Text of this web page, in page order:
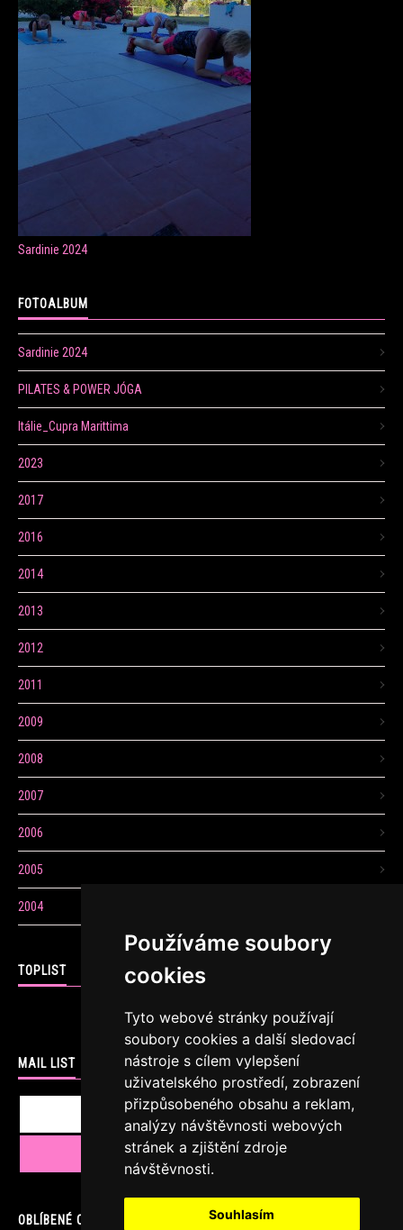
Používáme soubory
cookies
Tyto webové stránky používají
soubory cookies a další sledovací
nástroje s cílem vylepšení
uživatelského prostředí, zobrazení
přizpůsobeného obsahu a reklam,
analýzy návštěvnosti webových
stránek a zjištění zdroje
návštěvnosti.
Souhlasím
ONLINE LEKCE CVIČENÍ
Sardinie 2024
FOTOALBUM
Sardinie 2024
PILATES & POWER JÓGA
Itálie_Cupra Marittima
2023
2017
2016
2014
2013
2012
2011
2009
2008
2007
2006
2005
2004
TOPLIST
MAIL LIST
OBLÍBENÉ ODKAZY